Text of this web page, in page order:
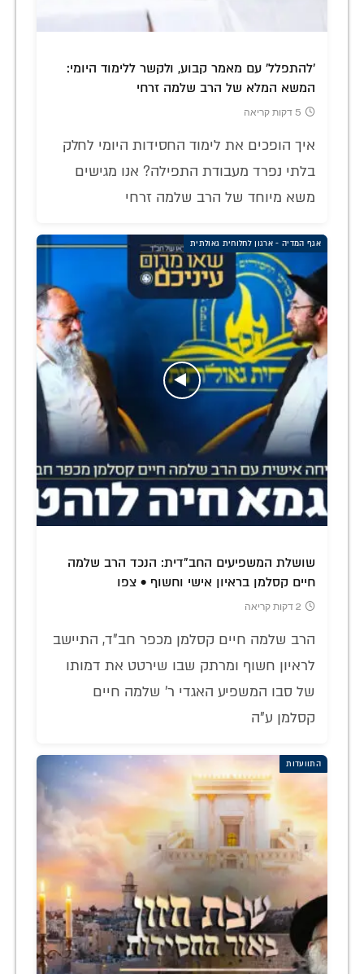
'להתפלל' עם מאמר קבוע, ולקשר ללימוד היומי:
המשא המלא של הרב שלמה זרחי
5 דקות קריאה
איך הופכים את לימוד החסידות היומי לחלק
בלתי נפרד מעבודת התפילה? אנו מגישים
משא מיוחד של הרב שלמה זרחי
אגף המדיה - ארגון לחלוחית גאולתית
שושלת המשפיעים החב"דית: הנכד הרב שלמה
חיים קסלמן בראיון אישי וחשוף • צפו
2 דקות קריאה
הרב שלמה חיים קסלמן מכפר חב"ד, התיישב
לראיון חשוף ומרתק שבו שירטט את דמותו
של סבו המשפיע האגדי ר' שלמה חיים
קסלמן ע"ה
התוועדות